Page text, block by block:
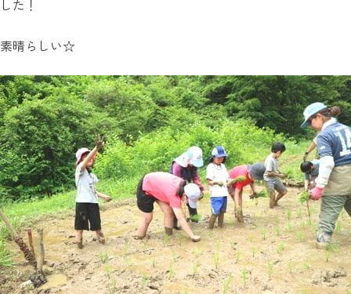
した！
素晴らしい☆